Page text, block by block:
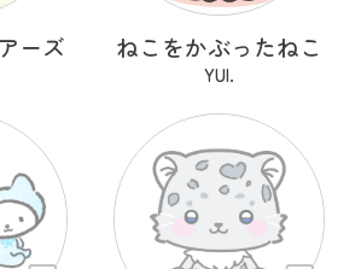
ーズ ねこをかぶったねこ
YUI.